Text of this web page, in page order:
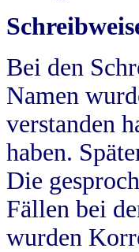
Bei den
Namen
verstanden
haben.
Die
Fällen bei
wurden